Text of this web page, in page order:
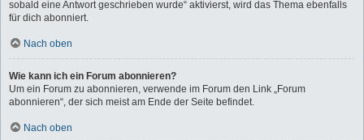
sobald eine Antwort geschrieben wurde“ aktivierst, wird das Thema ebenfalls
für dich abonniert.
Nach oben
Wie kann ich ein Forum abonnieren?
Um ein Forum zu abonnieren, verwende im Forum den Link „Forum
abonnieren“, der sich meist am Ende der Seite befindet.
Nach oben